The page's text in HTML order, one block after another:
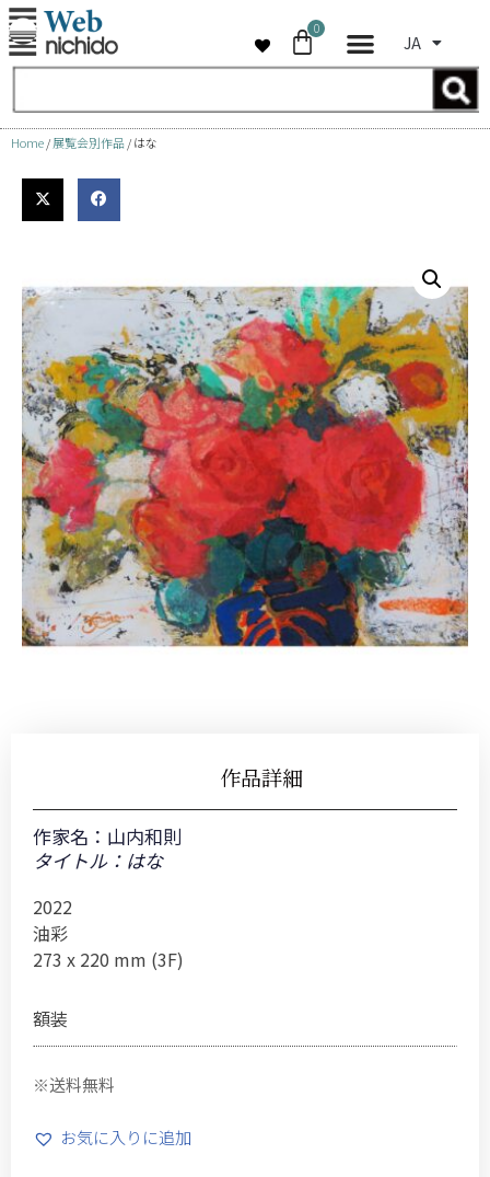
コ
テ
ン
ス
プ
0
JA
Home/展覧会別作品 / はな
作品詳細
作家名： 山内和則
タイトル：はな
2022
油彩
273 x 220 mm (3F)
額装
※送料無料
お気に入りに追加